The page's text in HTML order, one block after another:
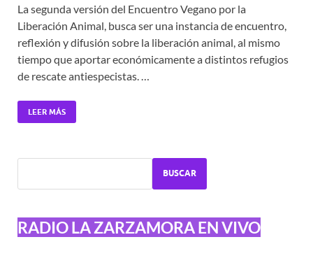
La segunda versión del Encuentro Vegano por la
Liberación Animal, busca ser una instancia de encuentro,
reflexión y difusión sobre la liberación animal, al mismo
tiempo que aportar económicamente a distintos refugios
de rescate antiespecistas. …
LEER MÁS
BUSCAR
RADIO LA ZARZAMORA EN VIVO